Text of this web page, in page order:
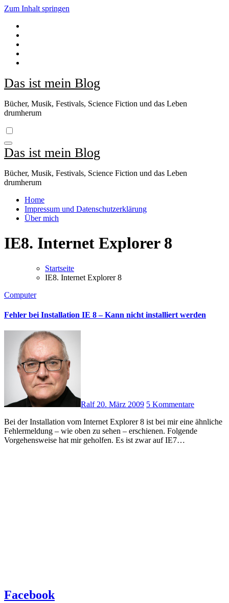
Zum Inhalt springen
Das ist mein Blog
Bücher, Musik, Festivals, Science Fiction und das Leben
drumherum
Das ist mein Blog
Bücher, Musik, Festivals, Science Fiction und das Leben
drumherum
Home
Impressum und Datenschutzerklärung
Über mich
IE8. Internet Explorer 8
Startseite
IE8. Internet Explorer 8
Computer
Fehler bei Installation IE 8 – Kann nicht installiert werden
Ralf20. März 2009 5 Kommentare
Bei der Installation vom Internet Explorer 8 ist bei mir eine ähnliche
Fehlermeldung – wie oben zu sehen – erschienen. Folgende
Vorgehensweise hat mir geholfen. Es ist zwar auf IE7…
Facebook